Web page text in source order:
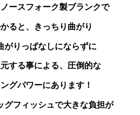
ースフォーク製ブランクで
ると、きっちり曲がり
がりっぱなしにならずに
する事による、圧倒的な
グパワーにあります！
グフィッシュで大きな負担が